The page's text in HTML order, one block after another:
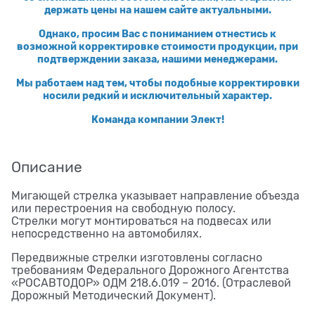
держать цены на нашем сайте актуальными.
Однако, просим Вас с пониманием отнестись к
возможной корректировке стоимости продукции, при
подтверждении заказа, нашими менеджерами.
Мы работаем над тем, чтобы подобные корректировки
носили редкий и исключительный характер.
Команда компании Элект!
Описание
Мигающей стрелка указывает направление объезда
или перестроения на свободную полосу.
Стрелки могут монтироваться на подвесах или
непосредственно на автомобилях.
Передвижные стрелки изготовлены согласно
требованиям Федерального Дорожного Агентства
«РОСАВТОДОР» ОДМ 218.6.019 – 2016. (Отраслевой
Дорожный Методический Документ).